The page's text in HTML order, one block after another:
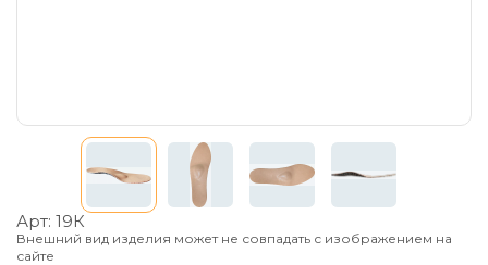
Арт: 19К
Внешний вид изделия может не совпадать с изображением на
сайте